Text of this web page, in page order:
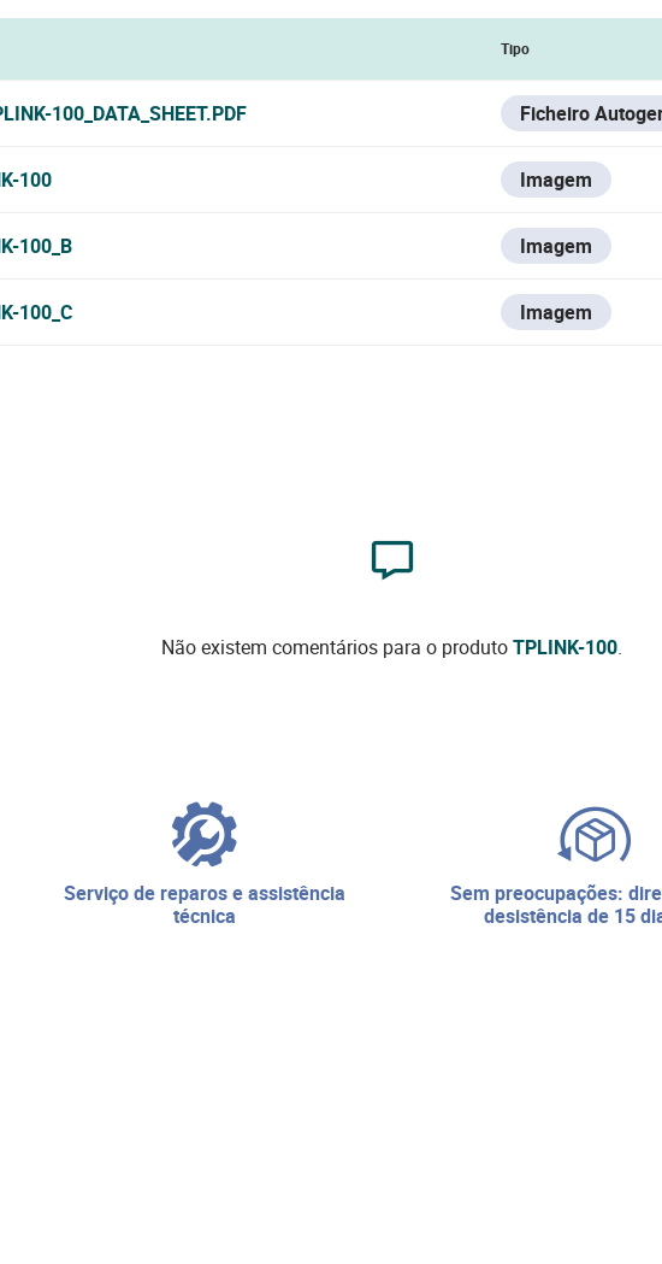
Tipo
100_DATA_SHEET.PDF Ficheiro
100 Imagem
100_B Imagem
100_C Imagem
Não existem comentários para o produtoTPLINK-100.
serviço de reparos e assistência
técnica
sem preocupações: direito de
desistência de 15